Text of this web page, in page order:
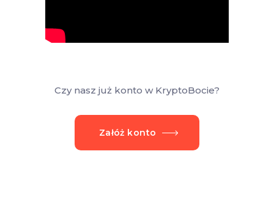
Czy nasz już konto w KryptoBocie?
Załóż konto